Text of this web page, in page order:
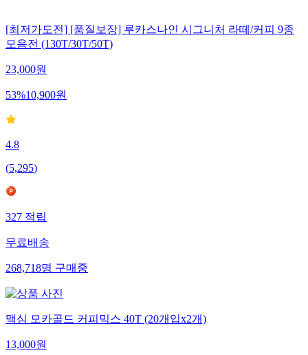
[최저가도전] [품질보장] 루카스나인 시그니처 라떼/커피 9종
모음전 (130T/30T/50T)
23,000원
53%10,900원
4.8
(5,295)
327적립
무료배송
268,718명구매중
맥심 모카골드 커피믹스 40T (20개입x2개)
13,000원